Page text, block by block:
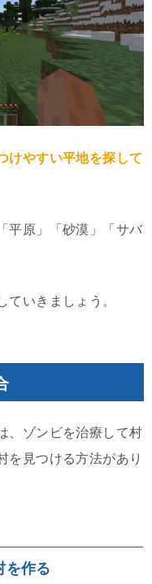
けやすい平地を探して
平原」「砂漠」「サバ
ていきましょう。
、ゾンビを治療して村
を見つける方法があり
を作る